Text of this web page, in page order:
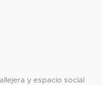
y espacio social